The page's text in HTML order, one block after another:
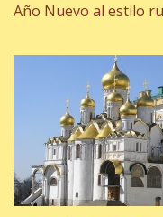
Año Nuevo al estilo